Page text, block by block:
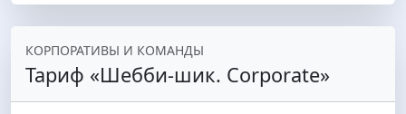
КОРПОРАТИВЫ И КОМАНДЫ
Тариф «Шебби-шик. Corporate»